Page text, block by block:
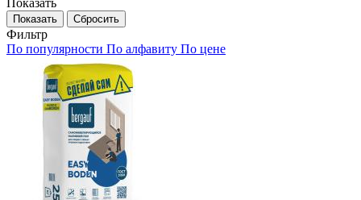
Сбросить
Фильтр
По популярности По алфавиту По цене